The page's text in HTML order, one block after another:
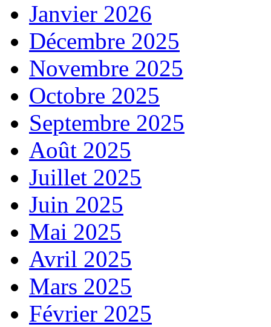
Janvier 2026
Décembre 2025
Novembre 2025
Octobre 2025
Septembre 2025
Août 2025
Juillet 2025
Juin 2025
Mai 2025
Avril 2025
Mars 2025
Février 2025